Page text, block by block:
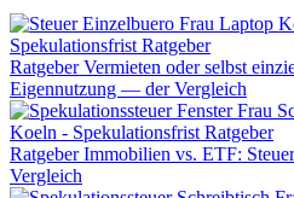
Ratgeber Vermieten oder selbst
Eigennutzung — der Vergleich
Ratgeber Immobilien vs. ETF:
Vergleich